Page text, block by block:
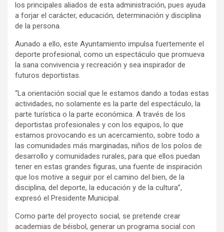
los principales aliados de esta administración, pues ayuda
a forjar el carácter, educación, determinación y disciplina
de la persona.
Aunado a ello, este Ayuntamiento impulsa fuertemente el
deporte profesional, como un espectáculo que promueva
la sana convivencia y recreación y sea inspirador de
futuros deportistas.
“La orientación social que le estamos dando a todas estas
actividades, no solamente es la parte del espectáculo, la
parte turística o la parte económica. A través de los
deportistas profesionales y con los equipos, lo que
estamos provocando es un acercamiento, sobre todo a
las comunidades más marginadas, niños de los polos de
desarrollo y comunidades rurales, para que ellos puedan
tener en estas grandes figuras, una fuente de inspiración
que los motive a seguir por el camino del bien, de la
disciplina, del deporte, la educación y de la cultura”,
expresó el Presidente Municipal.
Como parte del proyecto social, se pretende crear
academias de béisbol, generar un programa social con